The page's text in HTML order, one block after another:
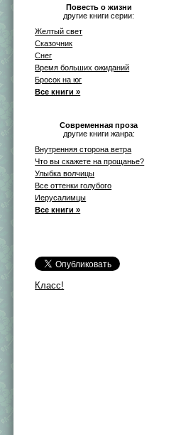
Повесть о жизни
другие книги серии:
Желтый свет
Сказочник
Снег
Время больших ожиданий
Бросок на юг
Все книги »
Современная проза
другие книги жанра:
Внутренняя сторона ветра
Что вы скажете на прощанье?
Улыбка волчицы
Все оттенки голубого
Иерусалимцы
Все книги »
Класс!